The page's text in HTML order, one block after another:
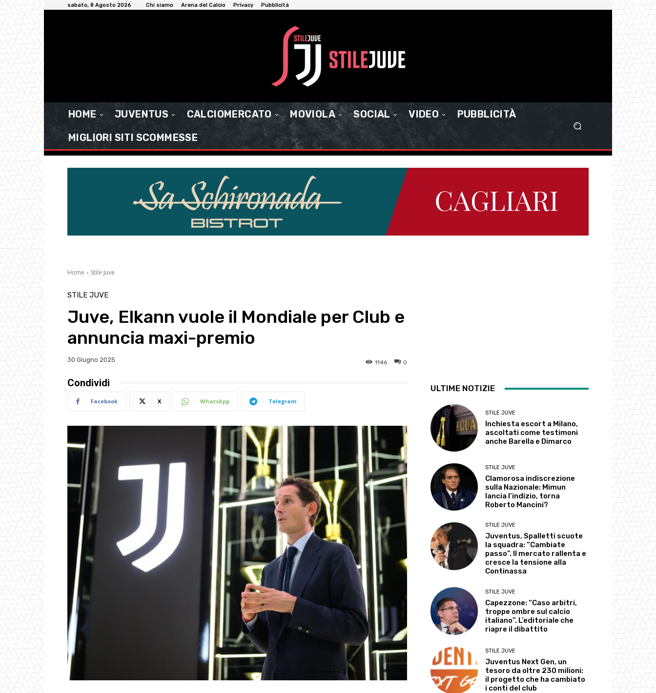
sabato, 8 Agosto 2026 Chi siamo Arena del Calcio Privacy Pubblicità
HOME JUVENTUS CALCIOMERCATO MOVIOLA SOCIAL VIDEO
PUBBLICITÀ
MIGLIORI SITI SCOMMESSE
Home Stile Juve
STILE JUVE
Juve, Elkann vuole il Mondiale per Club e
annuncia maxi-premio
30 Giugno 2025 0
1146
Condividi
Facebook X WhatsApp Telegram
ULTIME NOTIZIE
STILE JUVE
Inchiesta escort a Milano,
ascoltati come testimoni
anche Barella e Dimarco
STILE JUVE
Clamorosa indiscrezione
sulla Nazionale: Mimun
lancia l’indizio, torna
Roberto Mancini?
STILE JUVE
Juventus, Spalletti scuote
la squadra: “Cambiate
passo”. Il mercato rallenta e
cresce la tensione alla
Continassa
STILE JUVE
Capezzone: “Caso arbitri,
troppe ombre sul calcio
italiano”. L’editoriale che
riapre il dibattito
STILE JUVE
Juventus Next Gen, un
tesoro da oltre 230 milioni:
il progetto che ha cambiato
i conti del club